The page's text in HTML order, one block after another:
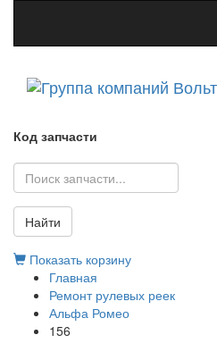
Код запчасти
Найти
Показать корзину
Главная
Ремонт рулевых реек
Альфа Ромео
156